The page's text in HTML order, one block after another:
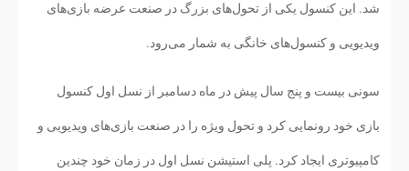
شد. این کنسول یکی از تحول‌های بزرگ در صنعت عرضه بازی‌های
ویدیویی و کنسول‌های خانگی به شمار می‌رود.
سونی بیست و پنج سال پیش در ماه دسامبر از نسل اول کنسول
بازی خود رونمایی کرد و تحول ویژه را در صنعت بازی‌های ویدیویی و
کامپیوتری ایجاد کرد. پلی استیشن نسل اول در زمان خود چندین